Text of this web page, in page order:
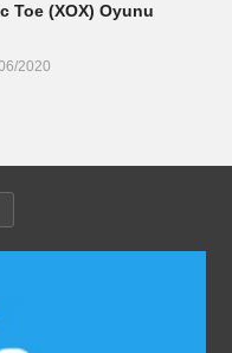
Toe (XOX) Oyunu
2020